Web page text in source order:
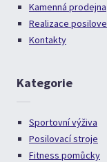
Kamenná prodejna
Realizace
Kontakty
Kategorie
Sportovní výživa
Posilovací stroje
Fitness pomůcky